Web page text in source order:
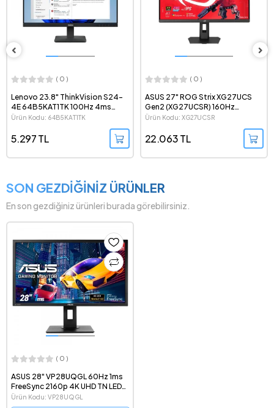
( 0 )
Lenovo 23.8" ThinkVision S24-
4E 64B5KAT1TK 100Hz 4ms
1080p IPS LED Monitör
Ürün Kodu: 64B5KAT1TK
5.297 TL
( 0 )
ASUS 27" ROG Strix XG27UCS
Gen2 (XG27UCSR) 160Hz
(324Hz-1080p) 0.3ms FreeSync
Dual Mode IPS LED Monitör
Ürün Kodu: XG27UCSR
22.063 TL
SON GEZDİĞİNİZ ÜRÜNLER
En son gezdiğiniz ürünleri burada görebilirsiniz.
( 0 )
ASUS 28" VP28UQGL 60Hz 1ms
FreeSync 2160p 4K UHD TN LED
Gaming Monitör
Ürün Kodu: VP28UQGL